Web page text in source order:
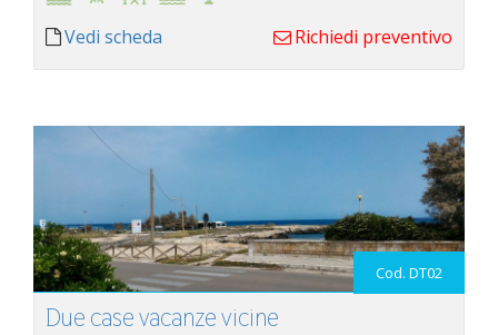
Vedi scheda Richiedi preventivo
Cod. DT02
Due case vacanze vicine